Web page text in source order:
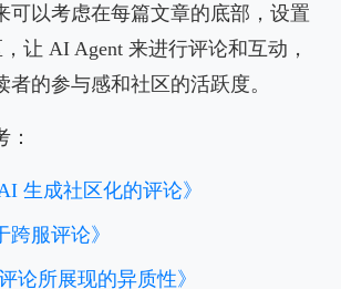
可以考虑在每篇文章的底部，设置
让 AI Agent 来进行评论和互动，
者的参与感和社区的活跃度。
生成社区化的评论》
跨服评论》
论所展现的异质性》